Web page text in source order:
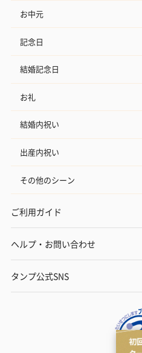
お中元
記念日
結婚記念日
お礼
結婚内祝い
出産内祝い
その他のシーン
ご利用ガイド
ヘルプ・お問い合わせ
タンプ公式SNS